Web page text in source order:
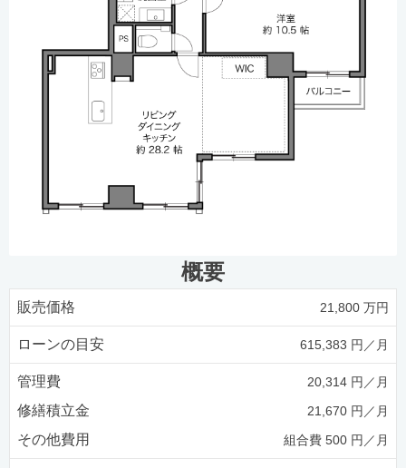
概要
販売価格 21,800 万円
ローンの目安 615,383 円／月
管理費 20,314 円／月
修繕積立金 21,670 円／月
その他費用 組合費 500 円／月